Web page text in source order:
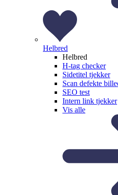
Helbred
Helbred
H-tag checker
Sidetitel tjekker
Scan defekte
SEO test
Intern link tjekker
Vis alle